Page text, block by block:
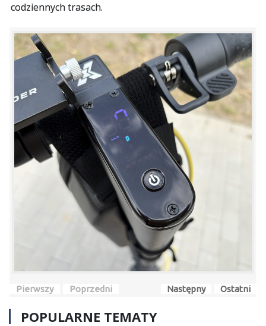
codziennych trasach.
Pierwszy Poprzedni Następny Ostatni
POPULARNE TEMATY